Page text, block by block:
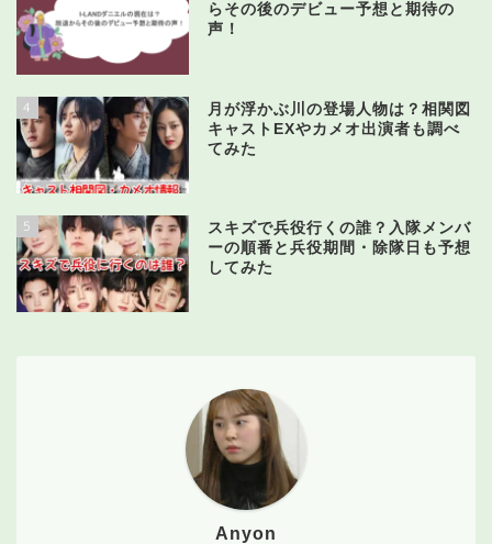
らその後のデビュー予想と期待の
声！
4
月が浮かぶ川の登場人物は？相関図
キャストEXやカメオ出演者も調べ
てみた
5
スキズで兵役行くの誰？入隊メンバ
ーの順番と兵役期間・除隊日も予想
してみた
Anyon